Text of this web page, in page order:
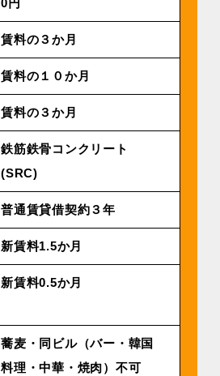
0円
賃料の３か月
賃料の１０か月
賃料の３か月
鉄筋鉄骨コンクリート
(SRC)
普通賃貸借契約３年
新賃料1.5か月
新賃料0.5か月
蕎麦・同ビル（バー・韓国
料理・中華・焼肉）不可